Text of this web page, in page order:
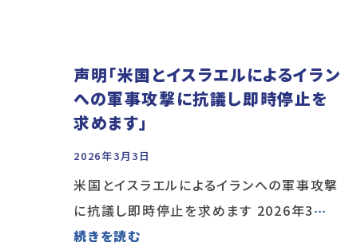
声明「米国とイスラエルによるイラン
への軍事攻撃に抗議し即時停止を
求めます」
2026年3月3日
米国とイスラエルによるイランへの軍事攻撃
に抗議し即時停止を求めます 2026年3…
続きを読む